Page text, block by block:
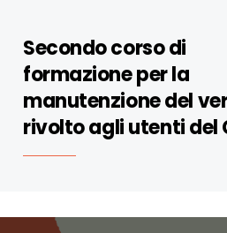
Secondo corso di
formazione per la
manutenzione del
rivolto agli utenti del